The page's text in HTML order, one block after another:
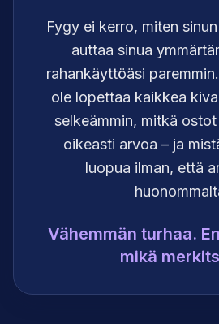
Fygy ei kerro, miten
auttaa sinua
rahankäyttöäsi
ole lopettaa kaikkea
selkeämmin, mitkä
oikeasti arvoa – ja
luopua ilman, että
Vähemmän turhaa.
mikä